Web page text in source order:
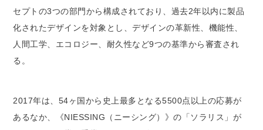
セプトの3つの部門から構成されており、過去2年以内に製品
化されたデザインを対象とし、デザインの革新性、機能性、
人間工学、エコロジー、耐久性など9つの基準から審査され
る。
2017年は、54ヶ国から史上最多となる5500点以上の応募が
あるなか、《NIESSING（ニーシング）》の「ソラリス」が